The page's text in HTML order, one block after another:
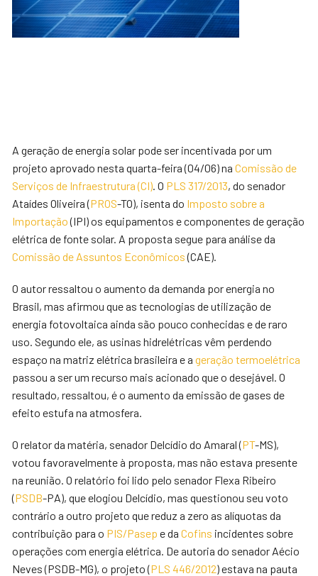
A geração de energia solar pode ser incentivada por um
projeto aprovado nesta quarta-feira (04/06) naComissão de
Serviços de Infraestrutura (CI). O PLS 317/2013, do senador
Ataídes Oliveira (PROS-TO), isenta do Imposto sobre a
Importação(IPI) os equipamentos e componentes de geração
elétrica de fonte solar. A proposta segue para análise da
Comissão de Assuntos Econômicos(CAE).
O autor ressaltou o aumento da demanda por energia no
Brasil, mas afirmou que as tecnologias de utilização de
energia fotovoltaica ainda são pouco conhecidas e de raro
uso. Segundo ele, as usinas hidrelétricas vêm perdendo
espaço na matriz elétrica brasileira e ageração termoelétrica
passou a ser um recurso mais acionado que o desejável. O
resultado, ressaltou, é o aumento da emissão de gases de
efeito estufa na atmosfera.
O relator da matéria, senador Delcídio do Amaral (PT-MS),
votou favoravelmente à proposta, mas não estava presente
na reunião. O relatório foi lido pelo senador Flexa Ribeiro
(PSDB-PA), que elogiou Delcídio, mas questionou seu voto
contrário a outro projeto que reduz a zero as alíquotas da
contribuição para o PIS/Pasep e daCofins incidentes sobre
operações com energia elétrica. De autoria do senador Aécio
Neves (PSDB-MG), o projeto (PLS 446/2012) estava na pauta